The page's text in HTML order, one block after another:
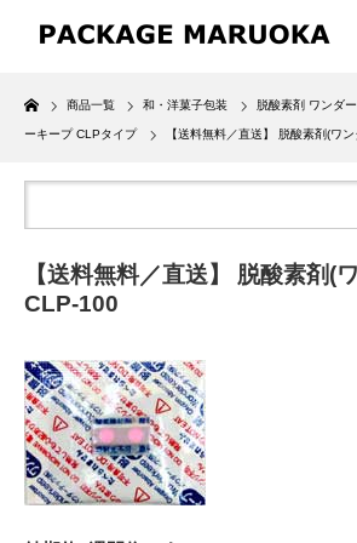
Home
商品一覧 和・洋菓子包装 脱酸素剤 ワンダ
ーキープ CLPタイプ 【送料無料／直送】 脱酸素剤(ワ
【送料無料／直送】 脱酸素剤(
CLP-100